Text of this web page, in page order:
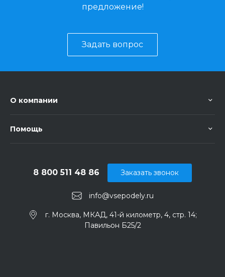
предложение!
Задать вопрос
О компании
Помощь
info@vsepodely.ru
8 800 511 48 86
г. Москва, МКАД, 41-й километр, 4, стр. 14;
Павильон Б25/2
Заказать звонок